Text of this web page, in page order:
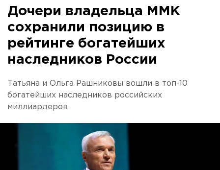
Дочери владельца ММК
сохранили позицию в
рейтинге богатейших
наследников России
Татьяна и Ольга Рашниковы вошли в топ-10
богатейших наследников российских
миллиардеров